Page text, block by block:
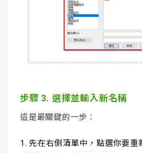
步驟 3. 選擇並輸入新名稱
這是最關鍵的一步：
先在右側清單中，點選你要重